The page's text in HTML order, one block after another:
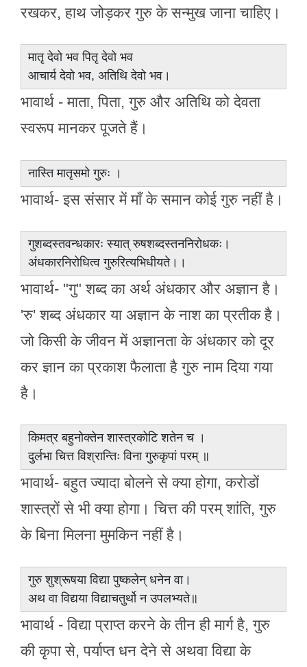
रखकर, हाथ जोड़कर गुरु के सन्मुख जाना चाहिए।
मातृ देवो भव पितृ देवो भव
आचार्य देवो भव, अतिथि देवो भव।
भावार्थ - माता, पिता, गुरु और अतिथि को देवता
स्वरूप मानकर पूजते हैं।
नास्ति मातृसमो गुरुः ।
भावार्थ- इस संसार में माँ के समान कोई गुरु नहीं है।
गुशब्दस्तवन्धकारः स्यात् रुषशब्दस्तननिरोधकः।
अंधकारनिरोधित्व गुरुरित्यभिधीयते।।
भावार्थ- "गु" शब्द का अर्थ अंधकार और अज्ञान है।
'रु' शब्द अंधकार या अज्ञान के नाश का प्रतीक है।
जो किसी के जीवन में अज्ञानता के अंधकार को दूर
कर ज्ञान का प्रकाश फैलाता है गुरु नाम दिया गया
है।
किमत्र बहुनोक्तेन शास्त्रकोटि शतेन च ।
दुर्लभा चित्त विश्रान्तिः विना गुरुकृपां परम् ॥
भावार्थ- बहुत ज्यादा बोलने से क्या होगा, करोडों
शास्त्रों से भी क्या होगा। चित्त की परम् शांति, गुरु
के बिना मिलना मुमकिन नहीं है।
गुरु शुश्रूषया विद्या पुष्कलेन् धनेन वा।
अथ वा विद्यया विद्याचतुर्थो न उपलभ्यते॥
भावार्थ - विद्या प्राप्त करने के तीन ही मार्ग है, गुरु
की कृपा से, पर्याप्त धन देने से अथवा विद्या के